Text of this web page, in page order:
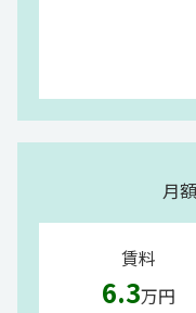
月
賃料
6.3万円